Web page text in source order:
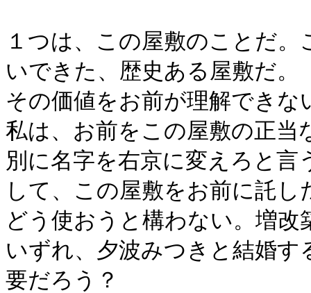
１つは、この屋敷のことだ
いできた、歴史ある屋敷だ。
その価値をお前が理解でき
私は、お前をこの屋敷の正当
別に名字を右京に変えろと
して、この屋敷をお前に託し
どう使おうと構わない。増
いずれ、夕波みつきと結婚
要だろう？